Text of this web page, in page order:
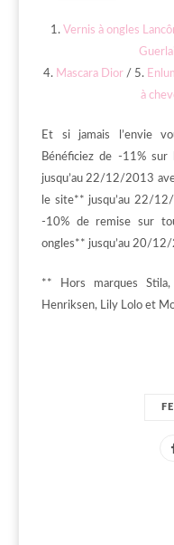
1. Vernis à ongles
4. Mascara Dior/ 5.
à
Et si jamais l’envie
Bénéficiez de -11% sur
jusqu’au 22/12/2013
le site** jusqu’au 22/
-10% de remise sur
ongles** jusqu’au 20/
** Hors marques
Henriksen, Lily Lolo et